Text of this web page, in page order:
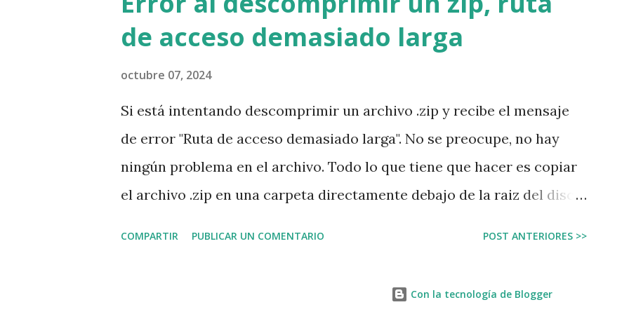
sus propios servicios. ¿Qué tipos de recursos necesita la
organización? Insumos y bienes generales: En la empresa se necesita
papel, bolígrafos, grapas, tinta, café, carpetas, y otros insumos que son
de acceso demasiado larga
octubre 07, 2024
Si está intentando descomprimir un archivo .zip y recibe el mensaje
de error "Ruta de acceso demasiado larga". No se preocupe, no hay
ningún problema en el archivo. Todo lo que tiene que hacer es copiar
el archivo .zip en una carpeta directamente debajo de la raiz del disco
está en una ruta muy extensa, es decir, debajo de muchas muchas
COMPARTIR PUBLICAR UN COMENTARIO POST ANTERIORES >>
Con la tecnología de Blogger